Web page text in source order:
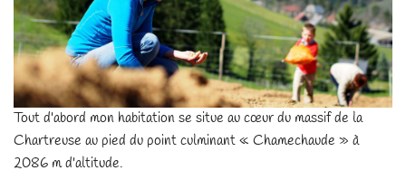
Tout d'abord mon habitation se situe au cœur du massif de la
Chartreuse au pied du point culminant « Chamechaude » à
2086 m d'altitude.